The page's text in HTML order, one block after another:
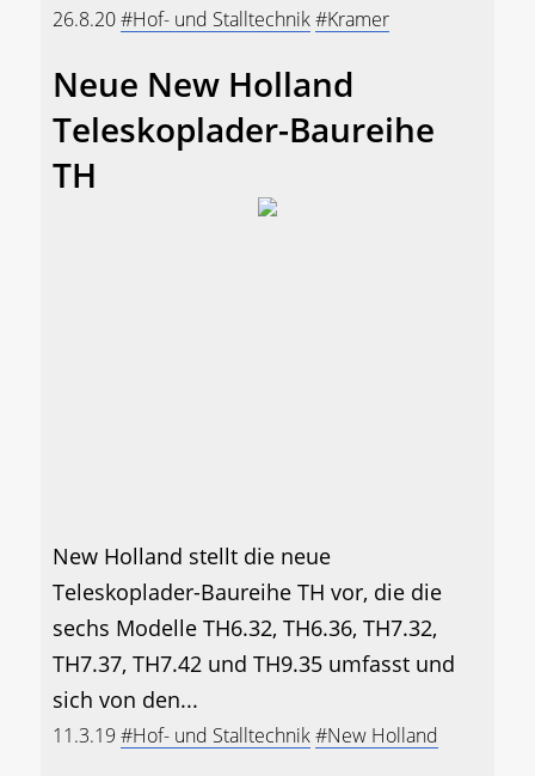
26.8.20#Hof- und Stalltechnik#Kramer
Neue New Holland
Teleskoplader-Baureihe
TH
New Holland stellt die neue
Teleskoplader-Baureihe TH vor, die die
sechs Modelle TH6.32, TH6.36, TH7.32,
TH7.37, TH7.42 und TH9.35 umfasst und
sich von den...
11.3.19 #Hof- und Stalltechnik#New Holland